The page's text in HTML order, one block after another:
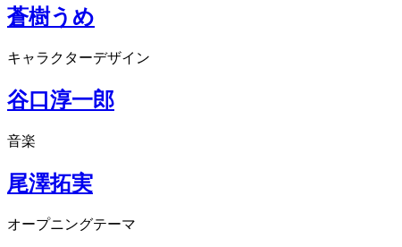
蒼樹うめ
キャラクターデザイン
谷口淳一郎
音楽
尾澤拓実
オープニングテーマ